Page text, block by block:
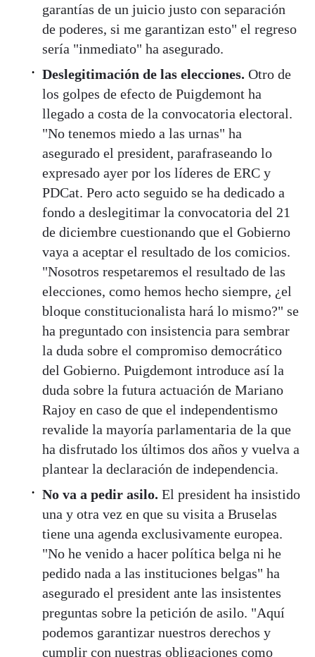
garantías de un juicio justo con separación
de poderes, si me garantizan esto" el regreso
sería "inmediato" ha asegurado.
Deslegitimación de las elecciones. Otro de
los golpes de efecto de Puigdemont ha
llegado a costa de la convocatoria electoral.
"No tenemos miedo a las urnas" ha
asegurado el president, parafraseando lo
expresado ayer por los líderes de ERC y
PDCat. Pero acto seguido se ha dedicado a
fondo a deslegitimar la convocatoria del 21
de diciembre cuestionando que el Gobierno
vaya a aceptar el resultado de los comicios.
"Nosotros respetaremos el resultado de las
elecciones, como hemos hecho siempre, ¿el
bloque constitucionalista hará lo mismo?" se
ha preguntado con insistencia para sembrar
la duda sobre el compromiso democrático
del Gobierno. Puigdemont introduce así la
duda sobre la futura actuación de Mariano
Rajoy en caso de que el independentismo
revalide la mayoría parlamentaria de la que
ha disfrutado los últimos dos años y vuelva a
plantear la declaración de independencia.
No va a pedir asilo. El president ha insistido
una y otra vez en que su visita a Bruselas
tiene una agenda exclusivamente europea.
"No he venido a hacer política belga ni he
pedido nada a las instituciones belgas" ha
asegurado el president ante las insistentes
preguntas sobre la petición de asilo. "Aquí
podemos garantizar nuestros derechos y
cumplir con nuestras obligaciones como